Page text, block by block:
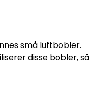
små luftbobler.
disse bobler, så